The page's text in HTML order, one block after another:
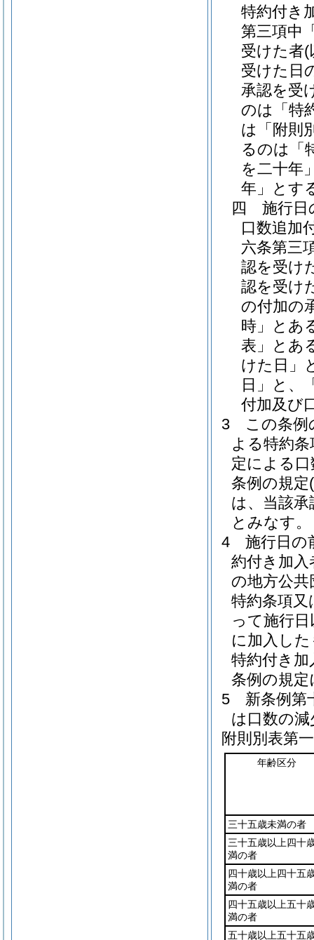
特約付き
第三項中
受けた者(
受けた日
承認を受
のは「特
は「附則
るのは「
を二十年
年」とす
四
施行日
口数追加
六条第三
認を受け
認を受け
の付加の
時」とあ
表」とあ
けた日」
日」と、
付加及び
3
この条例
よる特約
定による
条例の規定
は、当該
とみなす。
4
施行日の
約付き加
の地方公
特約条項
って施行
に加入し
特約付き
条例の規
5
新条例第
は口数の
附則別表第一
年齢区分
三十五歳未満の者
三十五歳以上四十
満の者
四十歳以上四十五
満の者
四十五歳以上五十
満の者
五十歳以上五十五